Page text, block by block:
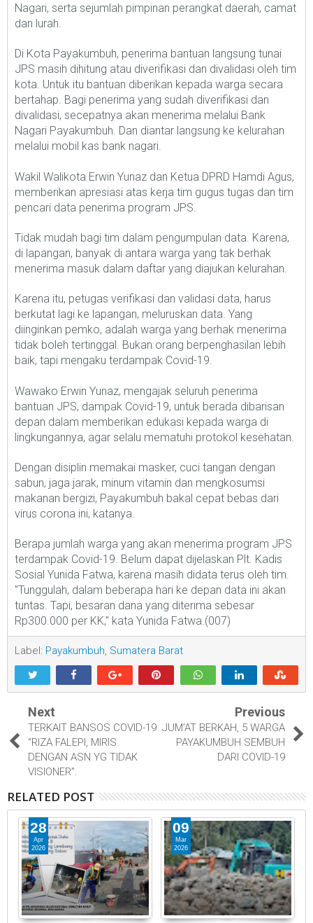
Nagari, serta sejumlah pimpinan perangkat daerah, camat
dan lurah.
Di Kota Payakumbuh, penerima bantuan langsung tunai
JPS masih dihitung atau diverifikasi dan divalidasi oleh tim
kota. Untuk itu bantuan diberikan kepada warga secara
bertahap. Bagi penerima yang sudah diverifikasi dan
divalidasi, secepatnya akan menerima melalui Bank
Nagari Payakumbuh. Dan diantar langsung ke kelurahan
melalui mobil kas bank nagari.
Wakil Walikota Erwin Yunaz dan Ketua DPRD Hamdi Agus,
memberikan apresiasi atas kerja tim gugus tugas dan tim
pencari data penerima program JPS.
Tidak mudah bagi tim dalam pengumpulan data. Karena,
di lapangan, banyak di antara warga yang tak berhak
menerima masuk dalam daftar yang diajukan kelurahan.
Karena itu, petugas verifikasi dan validasi data, harus
berkutat lagi ke lapangan, meluruskan data. Yang
diinginkan pemko, adalah warga yang berhak menerima
tidak boleh tertinggal. Bukan orang berpenghasilan lebih
baik, tapi mengaku terdampak Covid-19.
Wawako Erwin Yunaz, mengajak seluruh penerima
bantuan JPS, dampak Covid-19, untuk berada dibarisan
depan dalam memberikan edukasi kepada warga di
lingkungannya, agar selalu mematuhi protokol kesehatan.
Dengan disiplin memakai masker, cuci tangan dengan
sabun, jaga jarak, minum vitamin dan mengkosumsi
makanan bergizi, Payakumbuh bakal cepat bebas dari
virus corona ini, katanya.
Berapa jumlah warga yang akan menerima program JPS
terdampak Covid-19. Belum dapat dijelaskan Plt. Kadis
Sosial Yunida Fatwa, karena masih didata terus oleh tim.
"Tunggulah, dalam beberapa hari ke depan data ini akan
tuntas. Tapi, besaran dana yang diterima sebesar
Rp300.000 per KK," kata Yunida Fatwa.(007)
Label: Payakumbuh Sumatera Barat
Next
TERKAIT BANSOS COVID-19
“RIZA FALEPI, MIRIS
DENGAN ASN YG TIDAK
VISIONER”.
Previous
JUM’AT BERKAH, 5 WARGA
PAYAKUMBUH SEMBUH
DARI COVID-19
RELATED POST
28
Apr
2026
09
Mar
2026